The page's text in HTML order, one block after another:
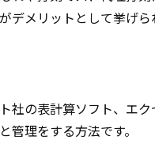
デメリットとして挙げら
社の表計算ソフト、エ
管理をする方法です。